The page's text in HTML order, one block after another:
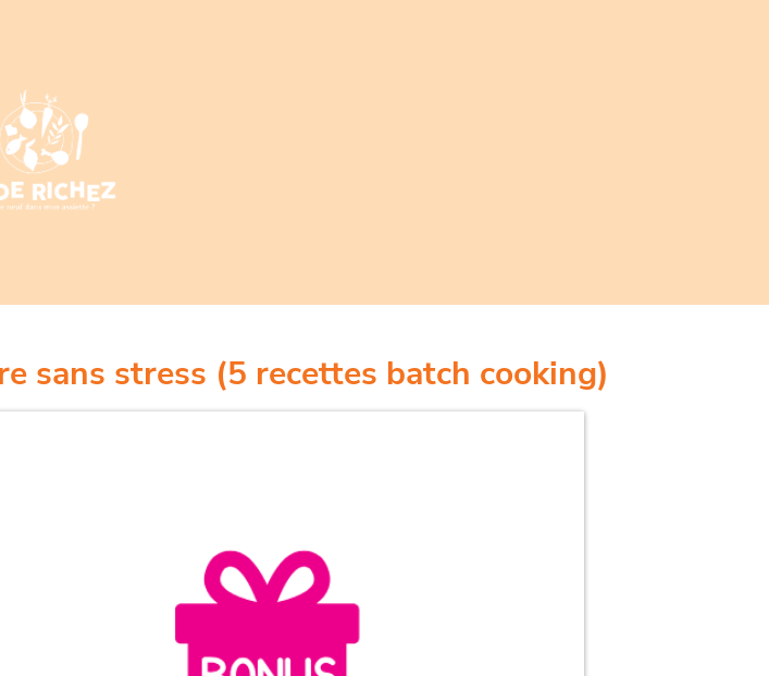
sans stress (5 recettes batch cooking)